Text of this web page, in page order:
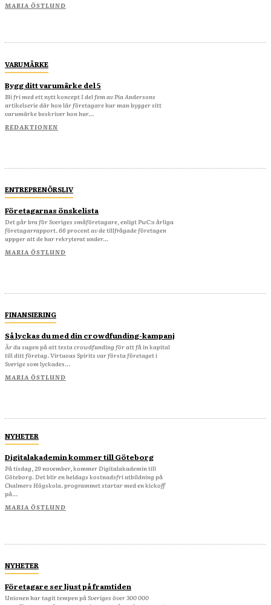
MARIA ÖSTLUND
VARUMÄRKE
Bygg ditt varumärke del 5
Bli fri med ett nytt koncept I del fem av Pia Andersons
artikelserie där hon lär företagare hur man bygger sitt
varumärke beskriver hon hur...
REDAKTIONEN
ENTREPRENÖRSLIV
Företagarnas önskelista
Det går bra för Sveriges småföretagare, enligt PwC:s årliga
företagarrapport. 66 procent av de tillfrågade företagen
uppger att de har rekryterat under...
MARIA ÖSTLUND
FINANSIERING
Så lyckas du med din crowdfunding-kampanj
Är du sugen på att testa crowdfunding för att få in kapital
till ditt företag. Virtuous Spirits var första företaget i
Sverige som lyckades...
MARIA ÖSTLUND
NYHETER
Digitalakademin kommer till Göteborg
På tisdag, 29 november, kommer Digitalakademin till
Göteborg. Det blir en heldags kostnadsfri utbildning på
Chalmers Högskola. programmet startar med en kickoff
på...
MARIA ÖSTLUND
NYHETER
Företagare ser ljust på framtiden
Unionen har tagit tempen på Sveriges över 300 000